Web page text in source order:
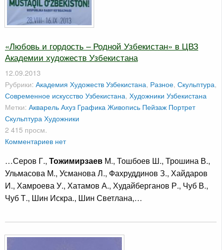
«Любовь и гордость – Родной Узбекистан» в ЦВЗ
Академии художеств Узбекистана
12.09.2013
Рубрики: Академия Художеств Узбекистана, Разное, Скульптура,
Современное искусство Узбекистана, Художники Узбекистана
Метки: АкварельАхуз Графика Живопись Пейзаж Портрет
Скульптура Художники
2 415 просм.
Комментариев нет
…Серов Г., Тожимирзаев М., Тошбоев Ш., Трошина В.,
Ульмасова М., Усманова Л., Фахруддинов З., Хайдаров
И., Хамроева У., Хатамов А., Худайберганов Р., Чуб В.,
Чуб Т., Шин Искра., Шин Светлана,…